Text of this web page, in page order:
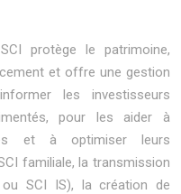
protège le patrimoine,
et offre une gestion
les investisseurs
pour les aider à
et à optimiser leurs
familiale, la transmission
SCI IS), la création de